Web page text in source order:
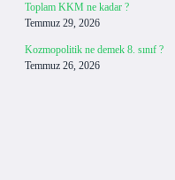
Toplam KKM ne kadar ?
Temmuz 29, 2026
Kozmopolitik ne demek 8. sınıf ?
Temmuz 26, 2026